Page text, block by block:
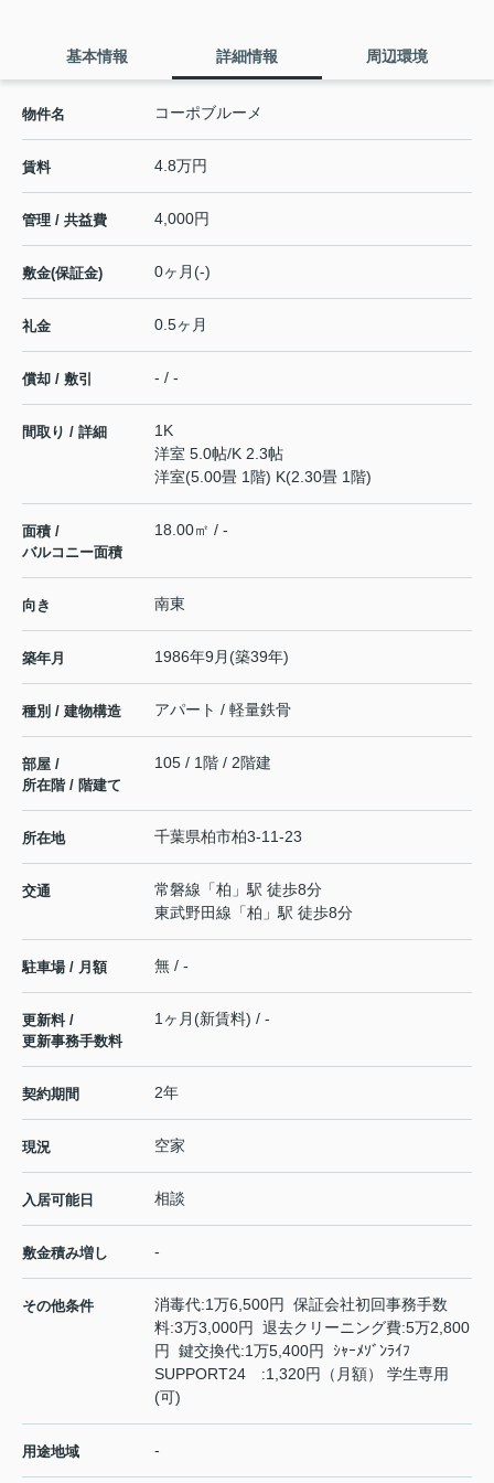
基本情報 詳細情報 周辺環境
物件名 コーポブルーメ
賃料 4.8万円
管理 / 共益費 4,000円
敷金(保証金) 0ヶ月(-)
礼金 0.5ヶ月
償却 / 敷引 - / -
間取り / 詳細
1K
洋室 5.0帖/K 2.3帖
洋室(5.00畳 1階) K(2.30畳 1階)
面積 /
バルコニー面積
18.00㎡ / -
向き 南東
築年月 1986年9月(築39年)
種別 / 建物構造 アパート / 軽量鉄骨
部屋 /
所在階 / 階建て
105 / 1階 / 2階建
所在地 千葉県柏市柏3-11-23
交通 常磐線 「柏 」駅 徒歩8分
東武野田線 「柏 」駅 徒歩8分
駐車場 / 月額 無 / -
更新料 /
更新事務手数料
1ヶ月(新賃料) / -
契約期間 2年
現況 空家
入居可能日 相談
敷金積み増し -
その他条件
消毒代:1万6,500円 保証会社初回事務手数
料:3万3,000円 退去クリーニング費:5万2,800
円 鍵交換代:1万5,400円 ｼｬｰﾒｿﾞﾝﾗｲﾌ
SUPPORT24 :1,320円（月額） 学生専用
(可)
用途地域 -